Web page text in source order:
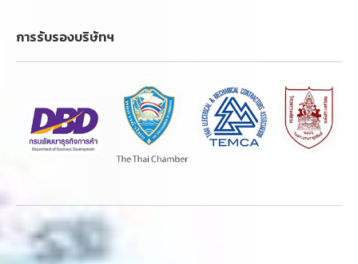
การรับรองบริษัทฯ